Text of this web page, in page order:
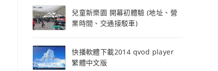
兒童新樂園 開幕初體驗 (地址、營
業時間、交通接駁車)
快播軟體下載2014 qvod player
繁體中文版